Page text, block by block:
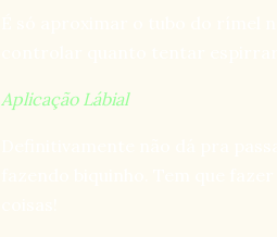
Aplicação Lábial